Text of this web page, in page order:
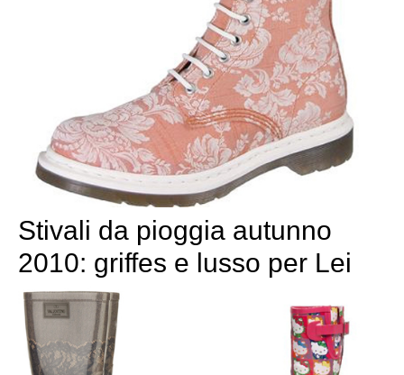
Stivali da pioggia autunno
2010: griffes e lusso per Lei